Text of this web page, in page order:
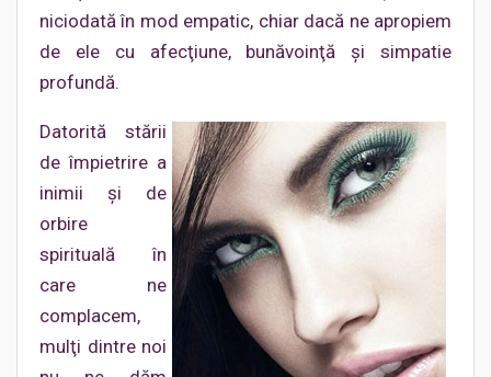
niciodată în mod empatic, chiar dacă ne apropiem
de ele cu afecţiune, bunăvoinţă şi simpatie
profundă.
Datorită stării
de împietrire a
inimii şi de
orbire
spirituală în
care ne
complacem,
mulţi dintre noi